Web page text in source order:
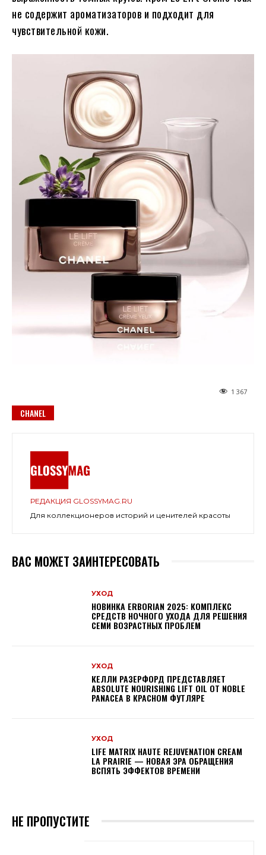
не содержит ароматизаторов и подходит для
чувствительной кожи.
1 367
CHANEL
РЕДАКЦИЯ GLOSSYMAG.RU
Для коллекционеров историй и ценителей красоты
ВАС МОЖЕТ ЗАИНТЕРЕСОВАТЬ
УХОД
НОВИНКА ERBORIAN 2025: КОМПЛЕКС
СРЕДСТВ НОЧНОГО УХОДА ДЛЯ РЕШЕНИЯ
СЕМИ ВОЗРАСТНЫХ ПРОБЛЕМ
УХОД
КЕЛЛИ РАЗЕРФОРД ПРЕДСТАВЛЯЕТ
ABSOLUTE NOURISHING LIFT OIL ОТ NOBLE
PANACEA В КРАСНОМ ФУТЛЯРЕ
УХОД
LIFE MATRIX HAUTE REJUVENATION CREAM
LA PRAIRIE — НОВАЯ ЭРА ОБРАЩЕНИЯ
ВСПЯТЬ ЭФФЕКТОВ ВРЕМЕНИ
НЕ ПРОПУСТИТЕ